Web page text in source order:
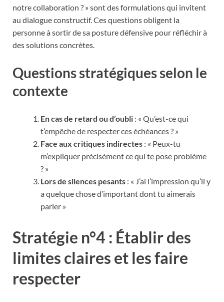
notre collaboration ? » sont des formulations qui invitent
au dialogue constructif. Ces questions obligent la
personne à sortir de sa posture défensive pour réfléchir à
des solutions concrètes.
Questions stratégiques selon le
contexte
En cas de retard ou d’oubli : « Qu’est-ce qui
t’empêche de respecter ces échéances ? »
Face aux critiques indirectes : « Peux-tu
m’expliquer précisément ce qui te pose problème
? »
Lors de silences pesants : « J’ai l’impression qu’il y
a quelque chose d’important dont tu aimerais
parler »
Stratégie n°4 : Établir des
limites claires et les faire
respecter